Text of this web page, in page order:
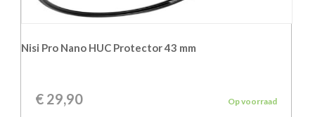
Nisi Pro Nano HUC Protector 43 mm
€ 29,90 Op voorraad